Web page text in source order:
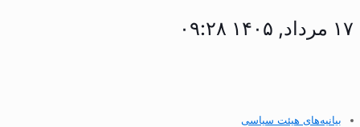
۱۷ مرداد, ۱۴۰۵ ۰۹:۲۸
بیانیه‌های هیئت سیاسی